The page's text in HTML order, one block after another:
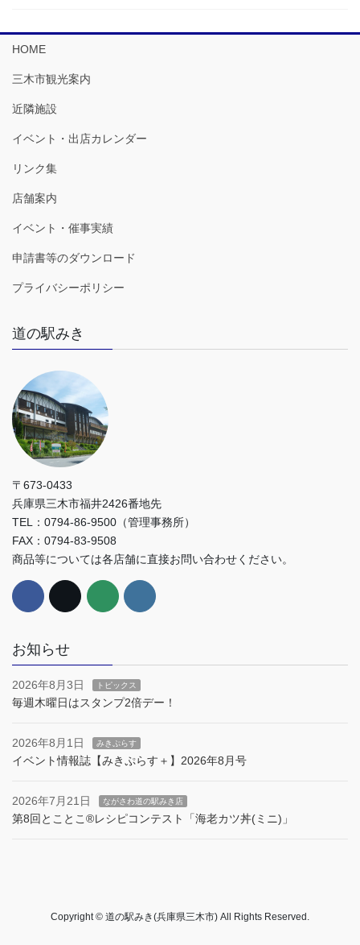
HOME
三木市観光案内
近隣施設
イベント・出店カレンダー
リンク集
店舗案内
イベント・催事実績
申請書等のダウンロード
プライバシーポリシー
道の駅みき
〒673-0433
兵庫県三木市福井2426番地先
TEL：0794-86-9500（管理事務所）
FAX：0794-83-9508
商品等については各店舗に直接お問い合わせください。
お知らせ
2026年8月3日 トピックス
毎週木曜日はスタンプ2倍デー！
2026年8月1日 みきぷらす
イベント情報誌【みきぷらす＋】2026年8月号
2026年7月21日 ながさわ道の駅みき店
第8回とことこ®︎レシピコンテスト「海老カツ丼(ミニ)」
Copyright © 道の駅みき(兵庫県三木市) All Rights Reserved.